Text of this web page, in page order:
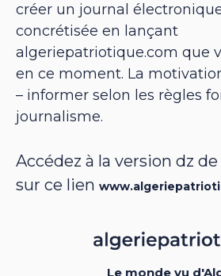
créer un journal
concrétisée en lançant
algeriepatriotique.com que
en ce moment. La
– informer selon les règles
journalisme.
Accédez à la version dz
sur ce lien
Le monde vu